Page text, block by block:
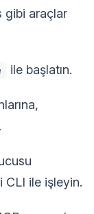
gibi araçlar
ile başlatın.
CLI ile işleyin.